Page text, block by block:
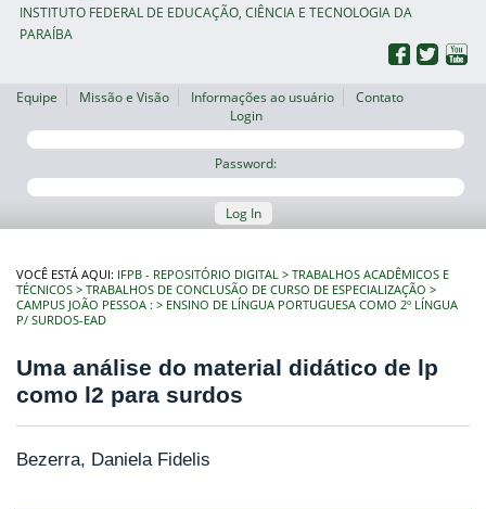
INSTITUTO FEDERAL DE EDUCAÇÃO, CIÊNCIA E TECNOLOGIA DA
PARAÍBA
Equipe Missão e Visão Informações ao usuário
Contato
Login
Password:
Log In
VOCÊ ESTÁ AQUI: IFPB - REPOSITÓRIO DIGITAL
TRABALHOS ACADÊMICOS E
TÉCNICOS
TRABALHOS DE CONCLUSÃO DE CURSO DE ESPECIALIZAÇÃO
CAMPUS JOÃO PESSOA :
ENSINO DE LÍNGUA PORTUGUESA COMO 2º LÍNGUA
P/ SURDOS-EAD
Uma análise do material didático de lp
como l2 para surdos
Bezerra, Daniela Fidelis